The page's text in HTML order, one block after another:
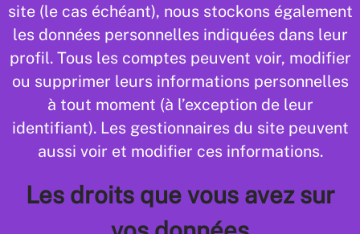
site (le cas échéant), nous stockons également
les données personnelles indiquées dans leur
profil. Tous les comptes peuvent voir, modifier
ou supprimer leurs informations personnelles
à tout moment (à l’exception de leur
identifiant). Les gestionnaires du site peuvent
aussi voir et modifier ces informations.
Les droits que vous avez sur